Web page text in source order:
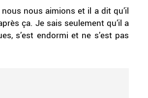
nous aimions et il a dit qu’il
ça. Je sais seulement qu’il a
s’est endormi et ne s’est pas